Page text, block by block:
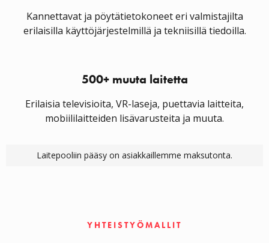
Kannettavat ja pöytätietokoneet eri valmistajilta
erilaisilla käyttöjärjestelmillä ja tekniisillä tiedoilla.
500+ muuta laitetta
Erilaisia televisioita, VR-laseja, puettavia laitteita,
mobiililaitteiden lisävarusteita ja muuta.
Laitepooliin pääsy on asiakkaillemme maksutonta.
YHTEISTYÖMALLIT